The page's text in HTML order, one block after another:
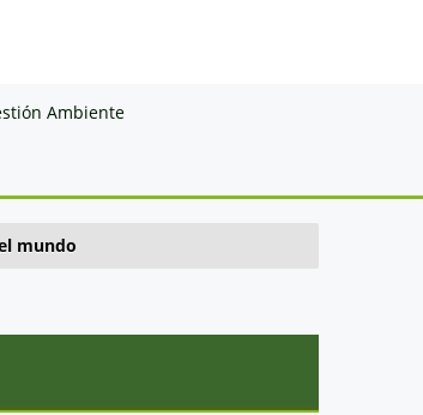
Ambiente
mundo